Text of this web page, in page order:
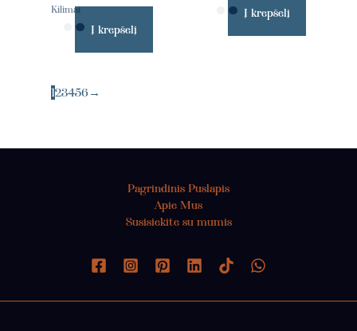
Kilimai
Į krepšelį
Į krepšelį
123456 →
Pagrindinis Puslapis
Apie Mus
Susisiekite su mumis